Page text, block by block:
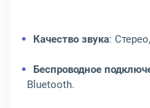
Качество звука:
Беспроводное
Bluetooth.